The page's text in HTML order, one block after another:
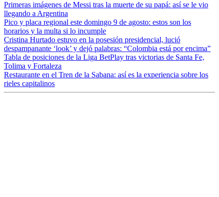
Primeras imágenes de Messi tras la muerte de su papá: así se le vio
llegando a Argentina
Pico y placa regional este domingo 9 de agosto: estos son los
horarios y la multa si lo incumple
Cristina Hurtado estuvo en la posesión presidencial, lució
despampanante ‘look’ y dejó palabras: “Colombia está por encima”
Tabla de posiciones de la Liga BetPlay tras victorias de Santa Fe,
Tolima y Fortaleza
Restaurante en el Tren de la Sabana: así es la experiencia sobre los
rieles capitalinos